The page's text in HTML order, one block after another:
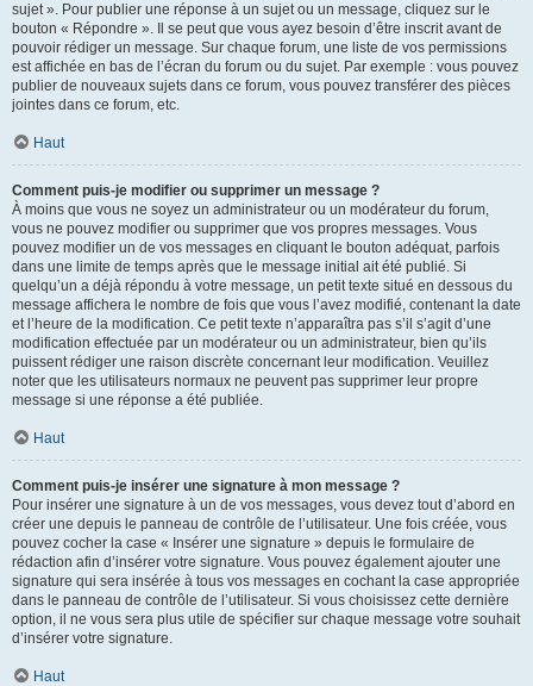
sujet ». Pour publier une réponse à un sujet ou un message, cliquez sur le
bouton « Répondre ». Il se peut que vous ayez besoin d’être inscrit avant de
pouvoir rédiger un message. Sur chaque forum, une liste de vos permissions
est affichée en bas de l’écran du forum ou du sujet. Par exemple : vous pouvez
publier de nouveaux sujets dans ce forum, vous pouvez transférer des pièces
jointes dans ce forum, etc.
Haut
Comment puis-je modifier ou supprimer un message ?
À moins que vous ne soyez un administrateur ou un modérateur du forum,
vous ne pouvez modifier ou supprimer que vos propres messages. Vous
pouvez modifier un de vos messages en cliquant le bouton adéquat, parfois
dans une limite de temps après que le message initial ait été publié. Si
quelqu’un a déjà répondu à votre message, un petit texte situé en dessous du
message affichera le nombre de fois que vous l’avez modifié, contenant la date
et l’heure de la modification. Ce petit texte n’apparaîtra pas s’il s’agit d’une
modification effectuée par un modérateur ou un administrateur, bien qu’ils
puissent rédiger une raison discrète concernant leur modification. Veuillez
noter que les utilisateurs normaux ne peuvent pas supprimer leur propre
message si une réponse a été publiée.
Haut
Comment puis-je insérer une signature à mon message ?
Pour insérer une signature à un de vos messages, vous devez tout d’abord en
créer une depuis le panneau de contrôle de l’utilisateur. Une fois créée, vous
pouvez cocher la case « Insérer une signature » depuis le formulaire de
rédaction afin d’insérer votre signature. Vous pouvez également ajouter une
signature qui sera insérée à tous vos messages en cochant la case appropriée
dans le panneau de contrôle de l’utilisateur. Si vous choisissez cette dernière
option, il ne vous sera plus utile de spécifier sur chaque message votre souhait
d’insérer votre signature.
Haut